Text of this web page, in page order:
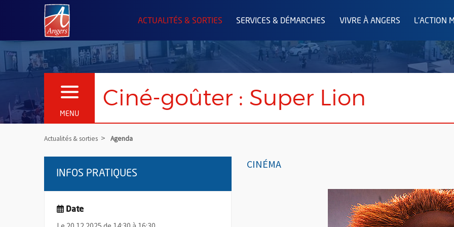
Angers.fr : Retour à l'accueil
ACTUALITÉS & SORTIES SERVICES & DÉMARCHES VIVRE À ANGERS L'ACTION
MENU
OUVRIR LE MENU Ciné-goûter : Super Lion
Actualités & sorties Agenda
CINÉMA
INFOS PRATIQUES
Date